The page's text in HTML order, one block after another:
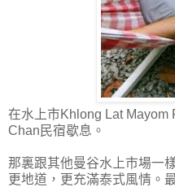
在水上市Khlong Lat Mayom
Chan民宿歇息。
那裏跟其他曼谷水上市場一
更地道，更充滿泰式風情。